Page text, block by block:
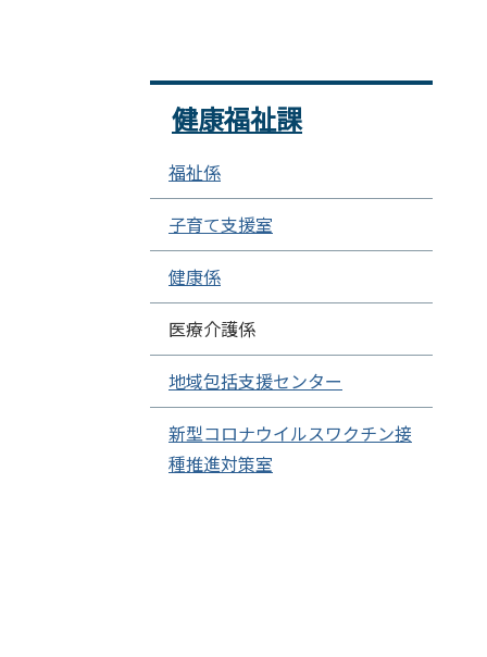
健康福祉課
福祉係
子育て支援室
健康係
医療介護係
地域包括支援センター
新型コロナウイルスワクチン接
種推進対策室